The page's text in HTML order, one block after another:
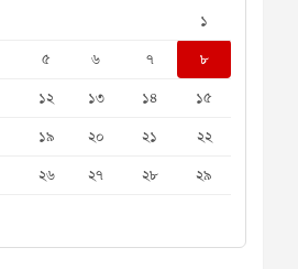
১
৫ ৬ ৭
৮
১২ ১৩ ১৪
১৫
১৯ ২০ ২১
২২
২৬ ২৭ ২৮
২৯